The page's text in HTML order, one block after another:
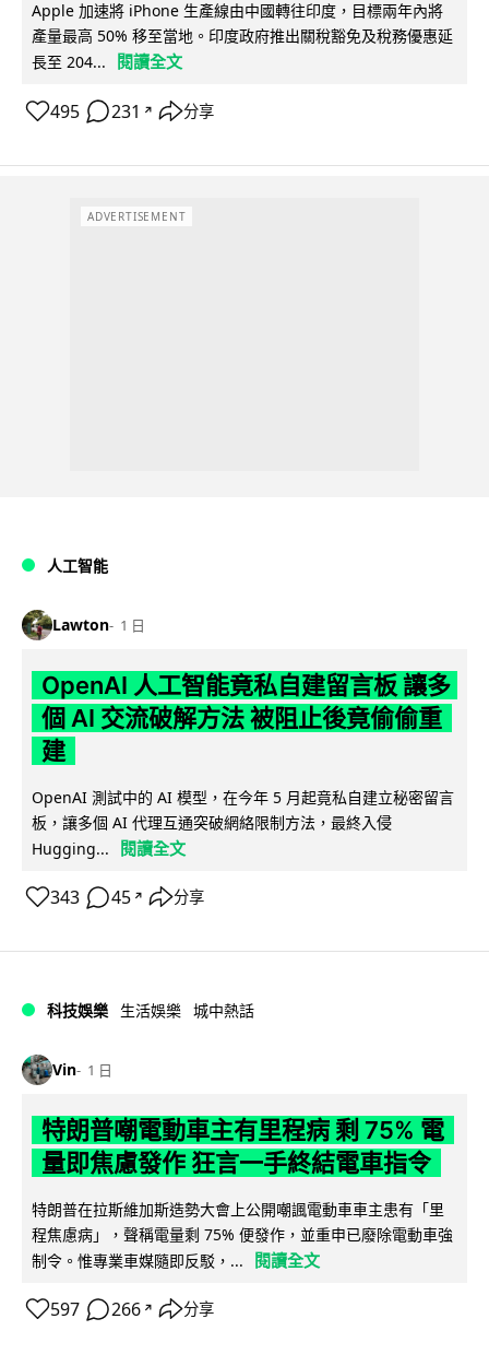
Apple 加速將 iPhone 生產線由中國轉往印度，目標兩年內將
產量最高 50% 移至當地。印度政府推出關稅豁免及稅務優惠延
長至 204...
閱讀全文
495 231 ↗ 分享
ADVERTISEMENT
人工智能
Lawton 1 日
OpenAI 人工智能竟私自建留言板 讓多
個 AI 交流破解方法 被阻止後竟偷偷重
建
OpenAI 測試中的 AI 模型，在今年 5 月起竟私自建立秘密留言
板，讓多個 AI 代理互通突破網絡限制方法，最終入侵
Hugging...
閱讀全文
343 45 ↗ 分享
科技娛樂 生活娛樂 城中熱話
Vin 1 日
特朗普嘲電動車主有里程病 剩 75% 電
量即焦慮發作 狂言一手終結電車指令
特朗普在拉斯維加斯造勢大會上公開嘲諷電動車車主患有「里
程焦慮病」，聲稱電量剩 75% 便發作，並重申已廢除電動車強
制令。惟專業車媒隨即反駁，...
閱讀全文
597 266 ↗ 分享